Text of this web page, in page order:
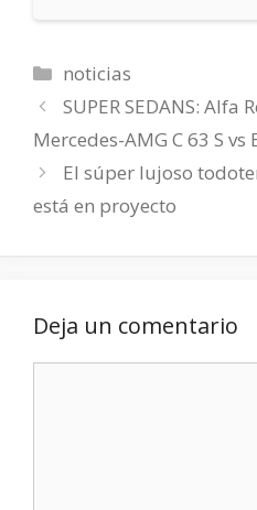
Categorías
noticias
SUPER SEDANS: Alfa
Mercedes-AMG C 63 S vs
El súper lujoso
está en proyecto
Deja un comentario